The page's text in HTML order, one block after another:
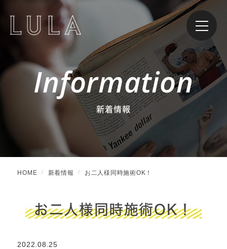
Information
新着情報
HOME 新着情報 お二人様同時施術OK！
お二人様同時施術OK！
2022.08.25